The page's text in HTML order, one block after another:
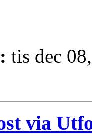
tis dec
via